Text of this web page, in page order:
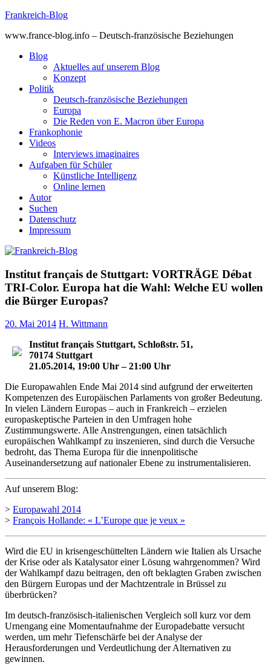
Skip
content
Frankreich-Blog
www.france-blog.info – Deutsch-französische Beziehungen
Blog
Aktuelles auf unserem Blog
Konzept
Politik
Deutsch-französische Beziehungen
Europa
Die Reden von E. Macron über Europa
Frankophonie
Videos
Interviews imaginaires
Aufgaben für Schüler
Künstliche Intelligenz
Online lernen
Autor
Suchen
Datenschutz
Impressum
Institut français de Stuttgart: VORTRÄGE Débat
TRI-Color. Europa hat die Wahl: Welche EU wollen
die Bürger Europas?
20. Mai 2014 H. Wittmann
Institut français Stuttgart, Schloßstr. 51,
70174 Stuttgart
21.05.2014, 19:00 Uhr – 21:00 Uhr
Die Europawahlen Ende Mai 2014 sind aufgrund der erweiterten
Kompetenzen des Europäischen Parlaments von großer Bedeutung.
In vielen Ländern Europas – auch in Frankreich – erzielen
europaskeptische Parteien in den Umfragen hohe
Zustimmungswerte. Alle Anstrengungen, einen tatsächlich
europäischen Wahlkampf zu inszenieren, sind durch die Versuche
bedroht, das Thema Europa für die innenpolitische
Auseinandersetzung auf nationaler Ebene zu instrumentalisieren.
Auf unserem Blog:
> Europawahl 2014
> François Hollande: « L’Europe que je veux »
Wird die EU in krisengeschüttelten Ländern wie Italien als Ursache
der Krise oder als Katalysator einer Lösung wahrgenommen? Wird
der Wahlkampf dazu beitragen, den oft beklagten Graben zwischen
den Bürgern Europas und der Machtzentrale in Brüssel zu
überbrücken?
Im deutsch-französisch-italienischen Vergleich soll kurz vor dem
Urnengang eine Momentaufnahme der Europadebatte versucht
werden, um mehr Tiefenschärfe bei der Analyse der
Herausforderungen und Verdeutlichung der Alternativen zu
gewinnen.